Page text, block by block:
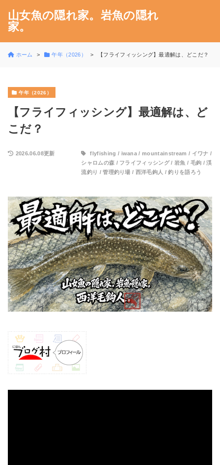
山女魚の隠れ家。岩魚の隠れ
家。
ホーム 午年（2026） 【フライフィッシング】最適解は、どこだ？
午年（2026）
【フライフィッシング】最適解は、ど
こだ？
2026.06.08更新 flyfishing / iwana /mountainstream / イワナ /
シャロムの森 / フライフィッシング/岩魚 / 毛鉤 /渓
流釣り /管理釣り場 / 西洋毛鉤人 /釣りを語ろう